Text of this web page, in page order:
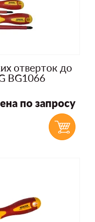
отверток до
BG1066
по запросу